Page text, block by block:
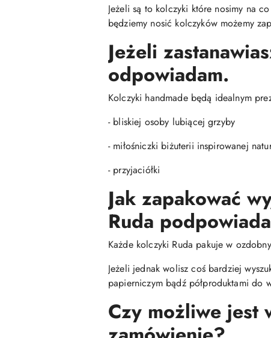
Jeżeli są to kolczyki które nosimy na
będziemy nosić kolczyków możemy
Jeżeli
odpowiadam.
Kolczyki handmade będą idealnym
- bliskiej osoby lubiącej grzyby
- miłośniczki biżuterii inspirowanej
- przyjaciółki
Jak zapakować
Ruda
Każde kolczyki Ruda pakuje w
Jeżeli jednak wolisz coś bardziej
papierniczym bądź półproduktami do
Czy możliwe jest